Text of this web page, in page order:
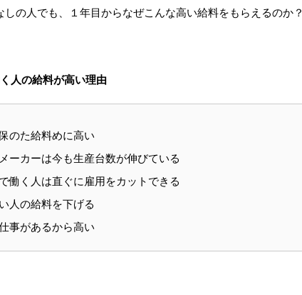
しの人でも、１年目からなぜこんな高い給料をもらえるのか？
人の給料が高い理由
のた給料めに高い
ーカーは今も生産台数が伸びている
働く人は直ぐに雇用をカットできる
人の給料を下げる
事があるから高い